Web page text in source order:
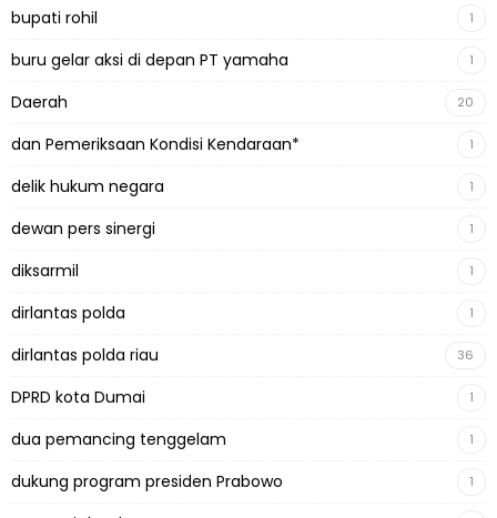
bupati rohil 1
buru gelar aksi di depan PT yamaha 1
Daerah 20
dan Pemeriksaan Kondisi Kendaraan* 1
delik hukum negara 1
dewan pers sinergi 1
diksarmil 1
dirlantas polda 1
dirlantas polda riau 36
DPRD kota Dumai 1
dua pemancing tenggelam 1
dukung program presiden Prabowo 1